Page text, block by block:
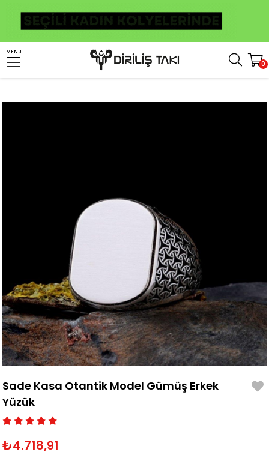
MENU
0
Erkek Gümüş Yüzük
Sade Kasa Otantik Model Gümüş Erkek Yüzük
Sade Kasa Otantik Model Gümüş Erkek
Yüzük
₺4.718,91